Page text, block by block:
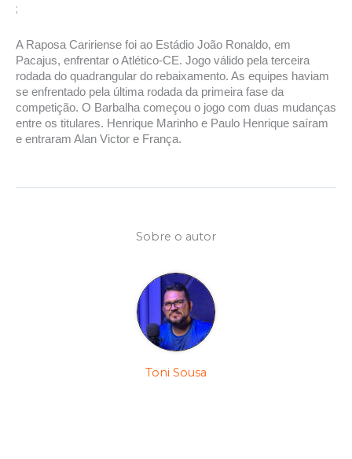
;
A Raposa Caririense foi ao Estádio João Ronaldo, em
Pacajus, enfrentar o Atlético-CE. Jogo válido pela terceira
rodada do quadrangular do rebaixamento. As equipes haviam
se enfrentado pela última rodada da primeira fase da
competição. O Barbalha começou o jogo com duas mudanças
entre os titulares. Henrique Marinho e Paulo Henrique saíram
e entraram Alan Victor e França.
Sobre o autor
Toni Sousa